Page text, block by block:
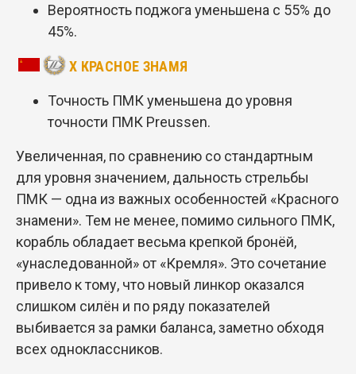
Вероятность поджога уменьшена с 55% до
45%.
X КРАСНОЕ ЗНАМЯ
Точность ПМК уменьшена до уровня
точности ПМК Preussen.
Увеличенная, по сравнению со стандартным
для уровня значением, дальность стрельбы
ПМК — одна из важных особенностей «Красного
знамени». Тем не менее, помимо сильного ПМК,
корабль обладает весьма крепкой бронёй,
«унаследованной» от «Кремля». Это сочетание
привело к тому, что новый линкор оказался
слишком силён и по ряду показателей
выбивается за рамки баланса, заметно обходя
всех одноклассников.